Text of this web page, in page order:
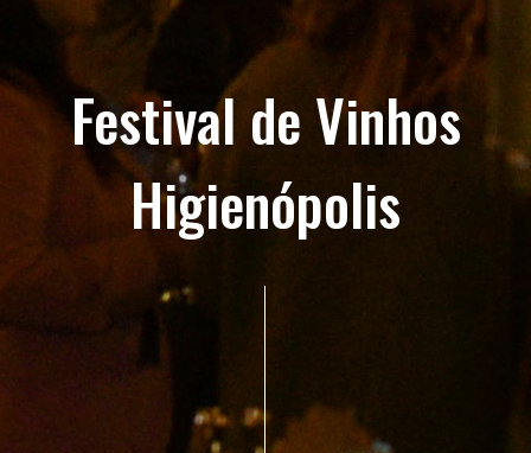
Festival de Vinhos
Higienópolis